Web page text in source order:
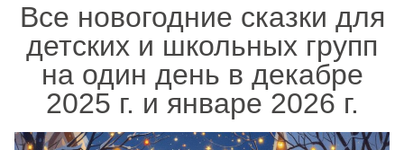
Все новогодние сказки для
детских и школьных групп
на один день в декабре
2025 г. и январе 2026 г.